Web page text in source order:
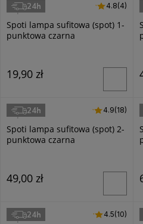
Superled
Spoti lampa sufitowa (spot) 1-
punktowa czarna
4.8 (4)
4.8(4)
19,90 zł
24h
Superled
Spoti lampa sufitowa (spot) 2-
punktowa czarna
4.9 (18)
4.9(18)
49,00 zł
24h
Superled
4.5 (10)
4.5(10)
24h